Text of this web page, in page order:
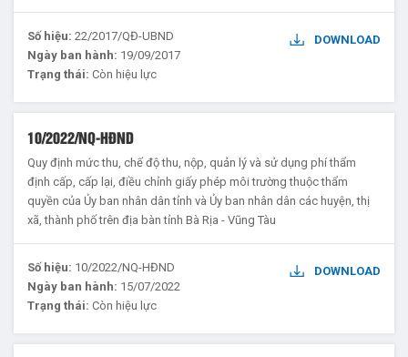
Số hiệu: 22/2017/QĐ-UBND
Ngày ban hành: 19/09/2017
Trạng thái: Còn hiệu lực
DOWNLOAD
10/2022/NQ-HĐND
Quy định mức thu, chế độ thu, nộp, quản lý và sử dụng phí thẩm
định cấp, cấp lại, điều chỉnh giấy phép môi trường thuộc thẩm
quyền của Ủy ban nhân dân tỉnh và Ủy ban nhân dân các huyện, thị
xã, thành phố trên địa bàn tỉnh Bà Rịa - Vũng Tàu
Số hiệu: 10/2022/NQ-HĐND
Ngày ban hành: 15/07/2022
Trạng thái: Còn hiệu lực
DOWNLOAD